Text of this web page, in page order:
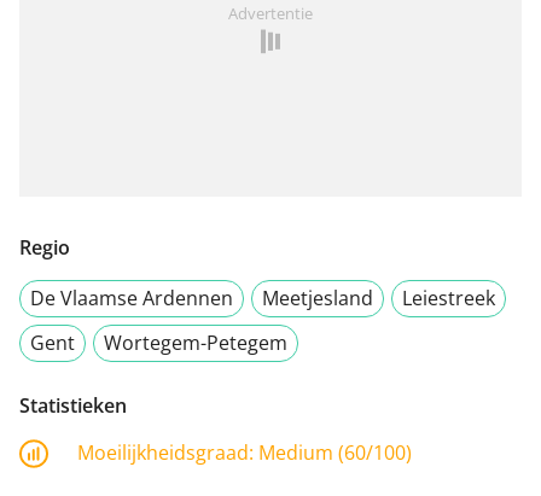
Advertentie
Regio
De Vlaamse Ardennen
Meetjesland
Leiestreek
Gent
Wortegem-Petegem
Statistieken
Moeilijkheidsgraad: Medium (60/100)